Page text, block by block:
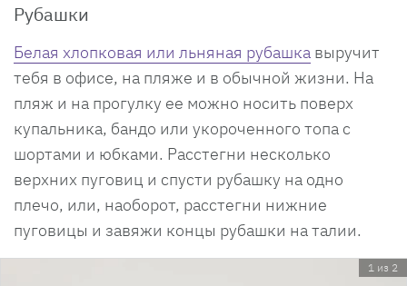
Рубашки
Белая хлопковая или льняная рубашка выручит
тебя в офисе, на пляже и в обычной жизни. На
пляж и на прогулку ее можно носить поверх
купальника, бандо или укороченного топа с
шортами и юбками. Расстегни несколько
верхних пуговиц и спусти рубашку на одно
плечо, или, наоборот, расстегни нижние
пуговицы и завяжи концы рубашки на талии.
1 из 2